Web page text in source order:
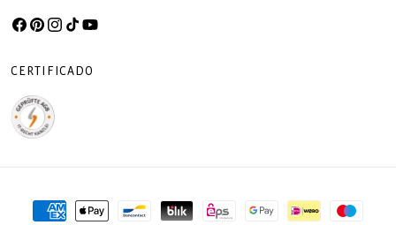
Facebook
Pinterest
Instagram
TikTokYouTube
CERTIFICADO
Formas